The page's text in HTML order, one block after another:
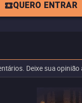
QUERO ENTRAR
Deixe sua opinião